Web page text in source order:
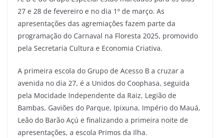
27 e 28 de fevereiro e no dia 1º de março. As
apresentações das agremiações fazem parte da
programação do Carnaval na Floresta 2025, promovido
pela Secretaria Cultura e Economia Criativa.
A primeira escola do Grupo de Acesso B a cruzar a
avenida no dia 27, é a Unidos do Coophasa, seguida
pela Mocidade Independente da Raiz, Legião de
Bambas, Gaviões do Parque, Ipixuna, Império do Mauá,
Leão do Barão Açú e finalizando a primeira noite de
apresentações, a escola Primos da Ilha.